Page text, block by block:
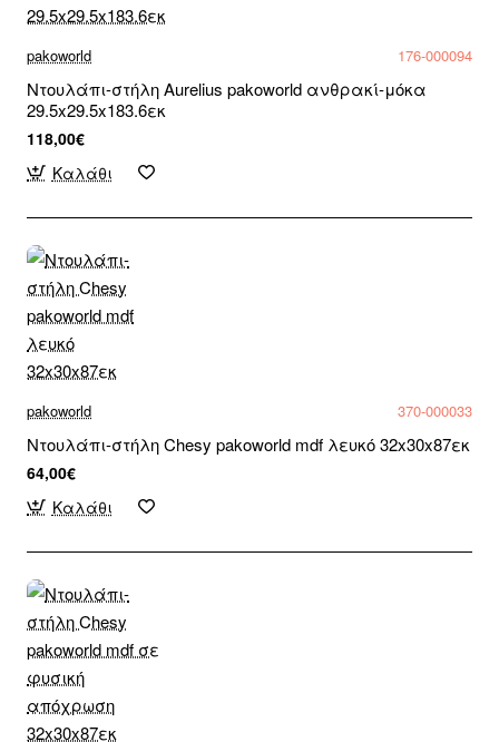
pakoworld 176-000094
Ντουλάπι-στήλη Aurelius pakoworld ανθρακί-μόκα
29.5x29.5x183.6εκ
118,00€
Καλάθι
pakoworld 370-000033
Ντουλάπι-στήλη Chesy pakoworld mdf λευκό 32x30x87εκ
64,00€
Καλάθι